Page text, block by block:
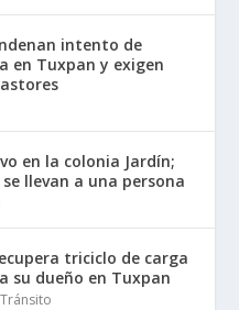
intento de
en Tuxpan y exigen
en la colonia Jardín;
llevan a una persona
triciclo de carga
su dueño en Tuxpan